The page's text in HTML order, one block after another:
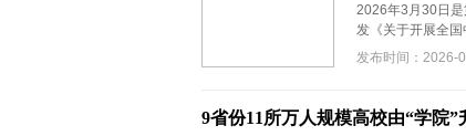
2026年3月30日
发《关于开展全
发布时间：2026-
9省份11所万人规模高校由“学院”